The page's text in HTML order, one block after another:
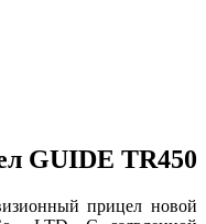
GUIDE TR450
прицел новой